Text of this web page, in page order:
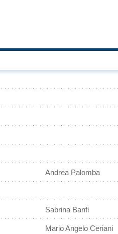
Andrea Palomba
Sabrina Banfi
Mario Angelo Ceriani